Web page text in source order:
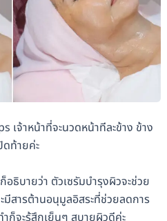
จ้าหน้าที่จะนวดหน้าทีละข้าง ข้าง
ท้ายค่ะ
อธิบายว่า ตัวเซรัมบำรุงผิวจะช่วย
สารต้านอนุมูลอิสระที่ช่วยลดการ
ำก็จะรู้สึกเย็นๆ สบายผิวดีค่ะ